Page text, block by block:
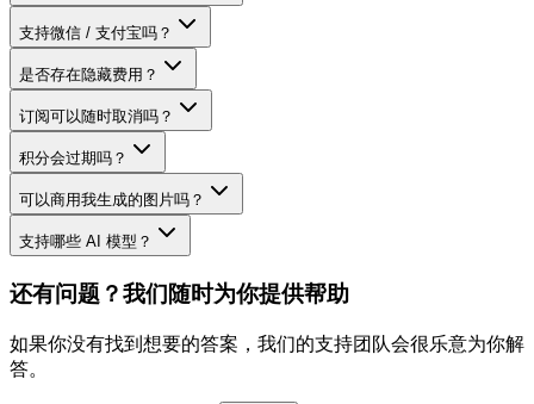
支持微信 / 支付宝吗？
是否存在隐藏费用？
订阅可以随时取消吗？
积分会过期吗？
可以商用我生成的图片吗？
支持哪些 AI 模型？
还有问题？我们随时为你提供帮助
如果你没有找到想要的答案，我们的支持团队会很乐意为你解
答。